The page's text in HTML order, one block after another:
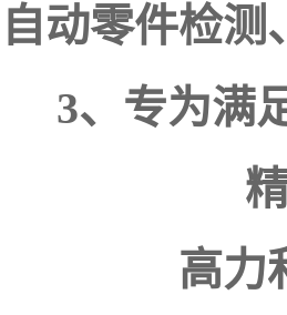
自动零件检
3、专为满
高力